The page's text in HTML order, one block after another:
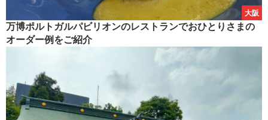
大阪
万博ポルトガルパビリオンのレストランでおひとりさまの
オーダー例をご紹介